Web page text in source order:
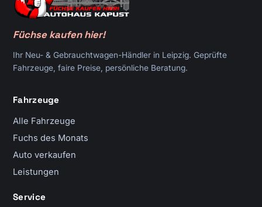
Füchse kaufen hier!
Ihr Neu- & Gebrauchtwagen-Händler in Leipzig. Geprüfte
Fahrzeuge, faire Preise, persönliche Beratung.
Fahrzeuge
Alle Fahrzeuge
Fuchs des Monats
Auto verkaufen
Leistungen
Service